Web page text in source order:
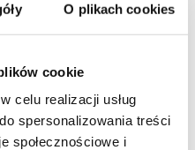
O plikach cookies
cookie
celu realizacji usług
spersonalizowania treści
społecznościowe i